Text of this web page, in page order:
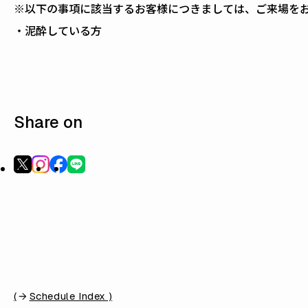
※以下の事項に該当するお客様につきましては、ご来場を
・泥酔している方
Share on
( Schedule Index )